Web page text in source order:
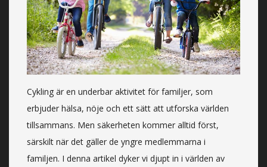
Cykling är en underbar aktivitet för familjer, som
erbjuder hälsa, nöje och ett sätt att utforska världen
tillsammans. Men säkerheten kommer alltid först,
särskilt när det gäller de yngre medlemmarna i
familjen. I denna artikel dyker vi djupt in i världen av